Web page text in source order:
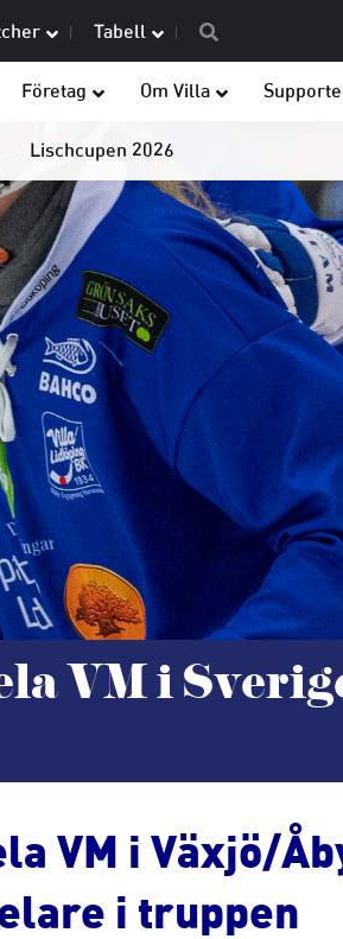
Tabell
Företag Om Villa
Lischcupen 2026
VM i
VM i Växjö/
i truppen